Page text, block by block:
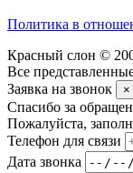
Политика в
Красный слон ©
Все
Заявка на звонок
×
Спасибо за
Пожалуйста,
Телефон для связи
Дата звонка